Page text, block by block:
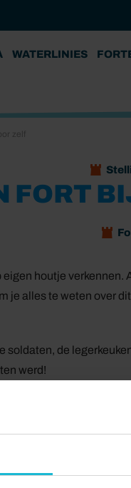
WATERLINIES
FORT
houtje verkennen.
je alles te weten over
soldaten, de
werd!
van 11.00-
Hemelvaartsdag, het
(12
apart